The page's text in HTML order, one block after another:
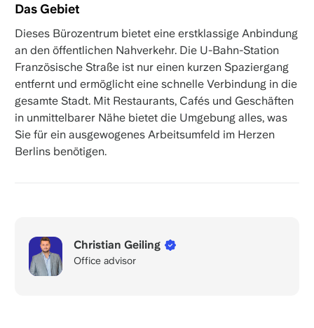
Das Gebiet
Dieses Bürozentrum bietet eine erstklassige Anbindung
an den öffentlichen Nahverkehr. Die U-Bahn-Station
Französische Straße ist nur einen kurzen Spaziergang
entfernt und ermöglicht eine schnelle Verbindung in die
gesamte Stadt. Mit Restaurants, Cafés und Geschäften
in unmittelbarer Nähe bietet die Umgebung alles, was
Sie für ein ausgewogenes Arbeitsumfeld im Herzen
Berlins benötigen.
Christian Geiling
Office advisor